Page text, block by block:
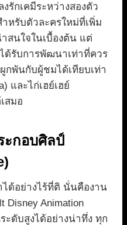
รักเคมีระหว่างสองตัว
หรับตัวละครใหม่ที่เพิ่ม
สนใจในเบื้องต้น แต่
ด้รับการพัฒนาเท่าที่ควร
กพันกับผู้ชมได้เทียบเท่า
และไก่เฮย์เฮย์
สมอ
ะกอบศิลป์
ได้อย่างไร้ที่ติ นั่นคืองาน
Animation
ะดับสูงได้อย่างน่าทึ่ง ทุก